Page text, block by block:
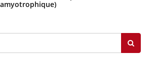
amyotrophique)